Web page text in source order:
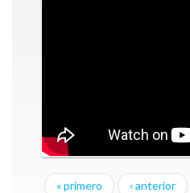
« primero ‹ anterior